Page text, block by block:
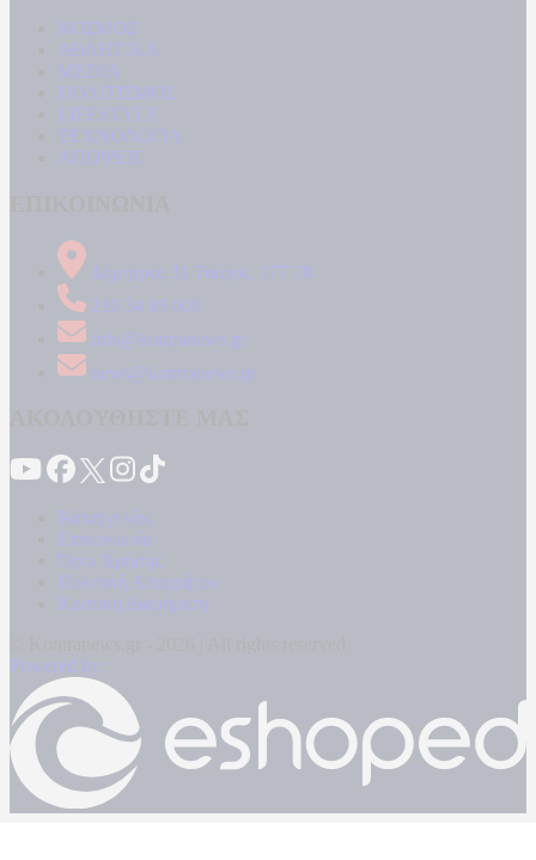
ΚΟΣΜΟΣ
ΑΘΛΗΤΙΚΑ
MEDIA
ΠΟΛΙΤΙΣΜΟΣ
LIFESTYLE
ΤΕΧΝΟΛΟΓΙΑ
ΑΠΟΨΕΙΣ
Δήμητρος 31 Ταύρος, 177 78
210 34 89 000
info@kontranews.gr
news@kontranews.gr
Καταγγελίες
Επικοινωνία
Όροι Χρήσης
Πολιτική Απορρήτου
Κρατική Διαφήμιση
Powered by: